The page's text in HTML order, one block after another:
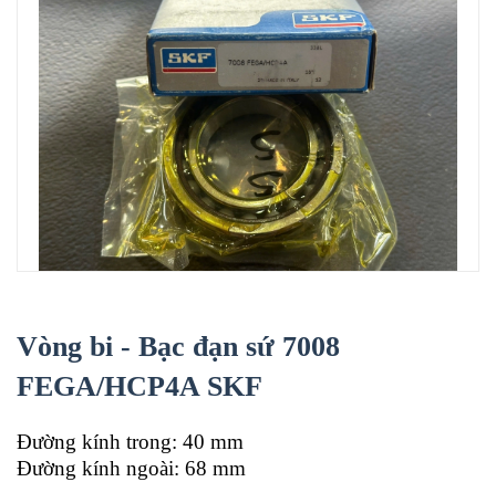
Vòng bi - Bạc đạn sứ 7008
FEGA/HCP4A SKF
Đường kính trong: 40 mm
Đường kính ngoài: 68 mm